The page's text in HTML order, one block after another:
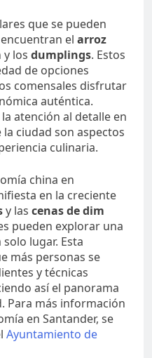
que se pueden
el arroz
y los dumplings. Estos
de opciones
comensales disfrutar
auténtica.
atención al detalle en
ciudad son aspectos
culinaria.
china en
en la creciente
y las cenas de dim
pueden explorar una
lugar. Esta
más personas se
y técnicas
así el panorama
Para más información
en Santander, se
Ayuntamiento de